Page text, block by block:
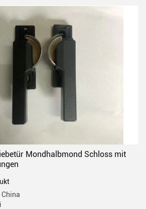
Mondhalbmond Schloss mit